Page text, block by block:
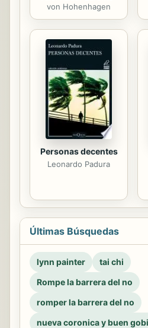
von Hohenhagen
Personas decentes
Leonardo Padura
Últimas Búsquedas
lynn painter
tai chi
Rompe la barrera del no
romper la barrera del no
nueva coronica y buen